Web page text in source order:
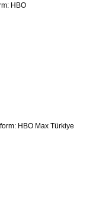
HBO
HBO Max Türkiye